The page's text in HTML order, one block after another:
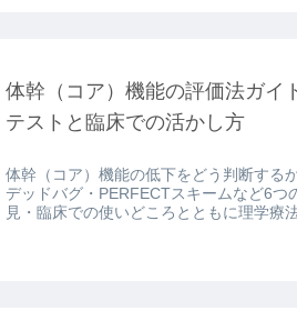
体幹（コア）機能の評価法ガイ
テストと臨床での活かし方
体幹（コア）機能の低下をどう判断する
デッドバグ・PERFECTスキームなど6つ
見・臨床での使いどころとともに理学療